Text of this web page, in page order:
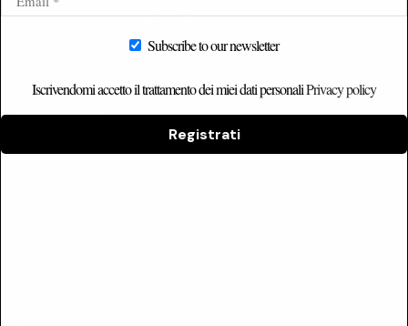
ETNICHOME
Home
Subscribe to our newsletter
Iscrivendomi accetto il trattamento dei miei dati personaliPrivacy policy
Registrati